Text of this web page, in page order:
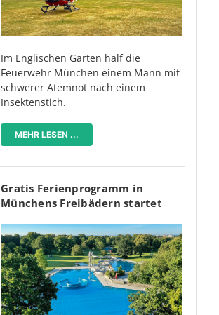
Im Englischen Garten half die
Feuerwehr München einem Mann mit
schwerer Atemnot nach einem
Insektenstich.
MEHR LESEN ...
Gratis Ferienprogramm in
Münchens Freibädern startet